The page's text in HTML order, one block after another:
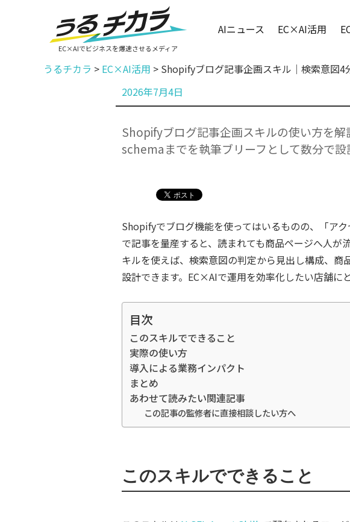
EC×AIでビジネスを爆速させるメディア
AIニュース EC×AI活用
うるチカラ > EC×AI活用 > Shopifyブログ記事企画スキル｜検索意図4
Shopifyブログ記事企画スキルの使い方を
schemaまでを執筆ブリーフとして数分で設
投
稿
日:
2026年7月4日
Shopifyでブログ機能を使ってはいるものの、「ア
で記事を量産すると、読まれても商品ページへ人
キルを使えば、検索意図の判定から見出し構成、
設計できます。EC×AIで運用を効率化したい店舗に
目次
このスキルでできること
実際の使い方
導入による業務インパクト
まとめ
あわせて読みたい関連記事
この記事の監修者に直接相談したい方へ
このスキルでできること